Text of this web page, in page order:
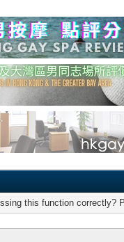
this function correctly?